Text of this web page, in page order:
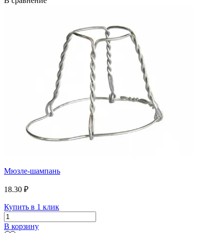
Мюзле-шампань
18.30 ₽
Купить в 1 клик
В корзину